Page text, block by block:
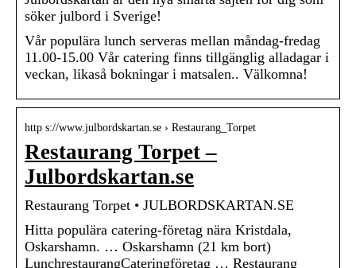
söker julbord i Sverige!
Vår populära lunch serveras mellan måndag-fredag
11.00-15.00 Vår catering finns tillgänglig alladagar i
veckan, likaså bokningar i matsalen.. Välkomna!
http s://www.julbordskartan.se › Restaurang_Torpet
Restaurang Torpet –
Julbordskartan.se
Restaurang Torpet • JULBORDSKARTAN.SE
Hitta populära catering-företag nära Kristdala,
Oskarshamn. … Oskarshamn (21 km bort)
LunchrestaurangCateringföretag … Restaurang